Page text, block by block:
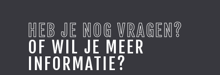
HEB JE NOG VRAGEN?
OF WIL JE MEER
INFORMATIE?